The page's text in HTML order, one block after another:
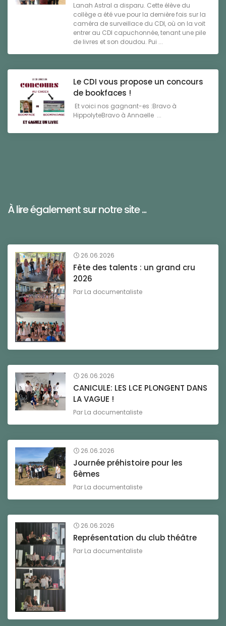
Lanah Astral a disparu. Cette élève du
collège a été vue pour la dernière fois sur la
caméra de surveillace du CDI, où on la voit
entrer au CDI capuchonnée, tenant une pile
de livres et son doudou. Pui ...
Le CDI vous propose un concours
de bookfaces !
Et voici nos gagnant-es :Bravo à
HippolyteBravo à Annaelle ...
À lire également sur notre site ...
26.06.2026
Fête des talents : un grand cru
2026
Par La documentaliste
26.06.2026
CANICULE: LES LCE PLONGENT DANS
LA VAGUE !
Par La documentaliste
26.06.2026
Journée préhistoire pour les
6èmes
Par La documentaliste
26.06.2026
Représentation du club théâtre
Par La documentaliste